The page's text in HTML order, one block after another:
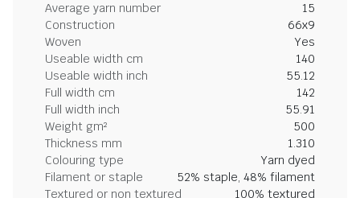
Average yarn number
15
Construction
66x9
Woven
Yes
Useable width cm
140
Useable width inch
55.12
Full width cm
142
Full width inch
55.91
Weight gm²
500
Thickness mm
1.310
Colouring type
Yarn dyed
Filament or staple
52% staple, 48% filament
Textured or non textured
100% textured